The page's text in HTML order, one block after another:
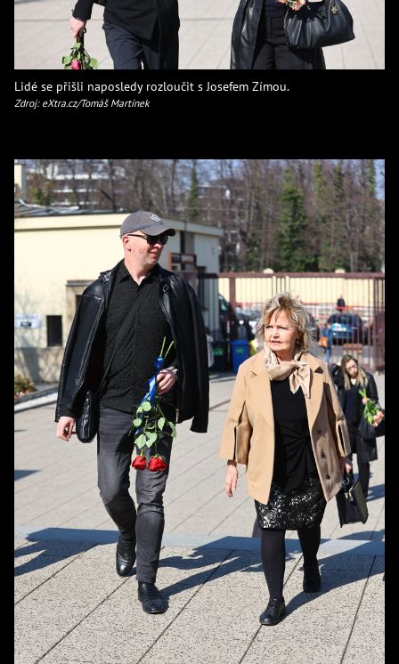
Lidé se přišli naposledy rozloučit s Josefem Zímou.
Zdroj: eXtra.cz/Tomáš Martínek